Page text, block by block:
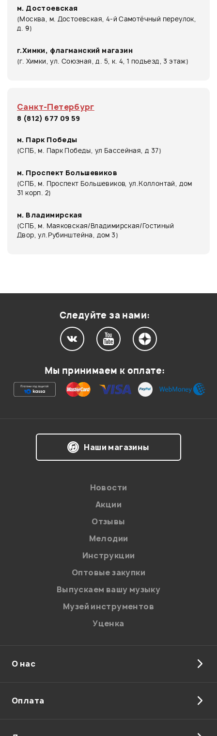
м. Достоевская
(Москва, м. Достоевская, 4-й Самотёчный переулок,
д. 9)
г.Химки, флагманский магазин
(г. Химки, ул. Союзная, д. 5, к. 4, 1 подъезд, 3 этаж)
Санкт-Петербург
8 (812) 677 09 59
м. Парк Победы
(СПБ, м. Парк Победы, ул Бассейная, д 37)
м. Проспект Большевиков
(СПБ, м. Проспект Большевиков, ул.Коллонтай, дом
31 корп. 2)
м. Владимирская
(СПБ, м. Маяковская/Владимирская/Гостиный
Двор, ул.Рубинштейна, дом 3)
Следуйте за нами:
Мы принимаем к оплате:
Наши магазины
Новости
Акции
Отзывы
Мелодии
Инструкции
Оптовые закупки
Выпускаем вашу музыку
Музей инструментов
Уценка
О нас
Оплата